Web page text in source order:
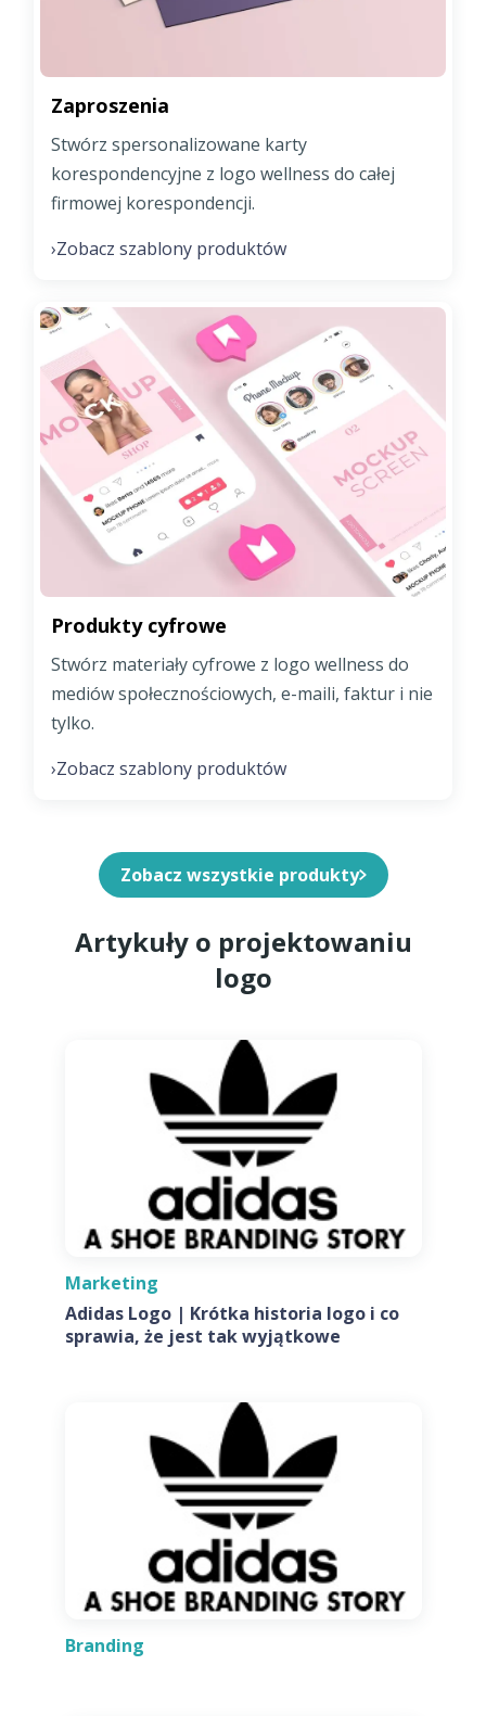
Zaproszenia
Stwórz spersonalizowane karty
korespondencyjne z logo wellness do całej
firmowej korespondencji.
›Zobacz szablony produktów
Produkty cyfrowe
Stwórz materiały cyfrowe z logo wellness do
mediów społecznościowych, e-maili, faktur i nie
tylko.
›Zobacz szablony produktów
Zobacz wszystkie produkty
Artykuły o projektowaniu
logo
Marketing
Adidas Logo | Krótka historia logo i co
sprawia, że jest tak wyjątkowe
Branding